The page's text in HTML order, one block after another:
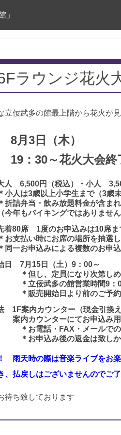
」
ラウンジ花火
立佞武多の館最上階から花火が
8月3日（木）
30～花火大会終了
6,500円（税込）・小人
3歳以上小学生まで（3歳未
当・飲み放題料金が含まれ
バイキングではありませんの
80席 1度のお申込みは10席ま
い時にお席の場所を抽選し
申込みによる複数のお申込
日 7月15日（土）9：00～
定員になり次第しめき
多の館営業時間9：00
始日より前のご予約は
1F案内カウンター（現金引換え
ンターにてお申込み用紙に
・FAX・メールでのお申
み後の返金は致しかねま
雨天時の際は音楽ライブをお
、払戻しはございませんのでご了
待ち致しております